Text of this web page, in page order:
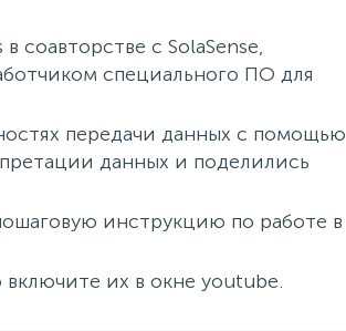
соавторстве с SolaSense,
специального ПО для
передачи данных с помощью
данных и поделились
инструкцию по работе в
их в окне youtube.